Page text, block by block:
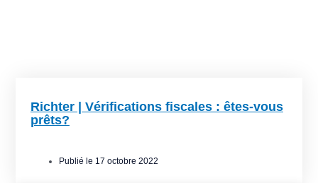
Richter | Vérifications fiscales : êtes-vous
prêts?
Publié le 17 octobre 2022